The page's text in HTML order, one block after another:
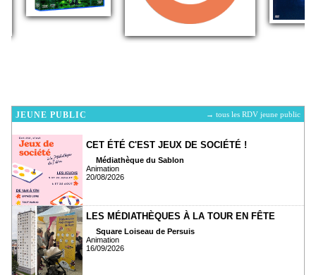
JEUNE PUBLIC → tous les RDV jeune public